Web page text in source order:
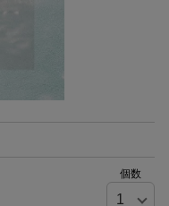
個数